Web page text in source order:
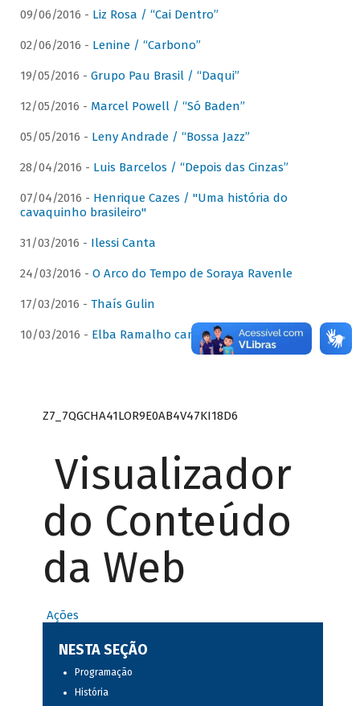
09/06/2016 - Liz Rosa / “Cai Dentro”
02/06/2016 - Lenine / “Carbono”
19/05/2016 - Grupo Pau Brasil / “Daqui”
12/05/2016 - Marcel Powell / “Só Baden”
05/05/2016 - Leny Andrade / “Bossa Jazz”
28/04/2016 - Luis Barcelos / “Depois das Cinzas”
07/04/2016 - Henrique Cazes / "Uma história do
cavaquinho brasileiro"
31/03/2016 - Ilessi Canta
24/03/2016 - O Arco do Tempo de Soraya Ravenle
17/03/2016 - Thaís Gulin
10/03/2016 - Elba Ramalho canta Dominguinhos
Z7_7QGCHA41LOR9E0AB4V47KI18D6
Visualizador
do Conteúdo
da Web
Ações
NESTA SEÇÃO
Programação
História